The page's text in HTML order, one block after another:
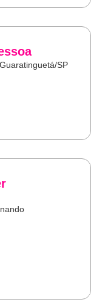
SP